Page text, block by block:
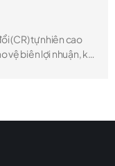
(CR) tự nhiên cao
vệ biên lợi nhuận, khi